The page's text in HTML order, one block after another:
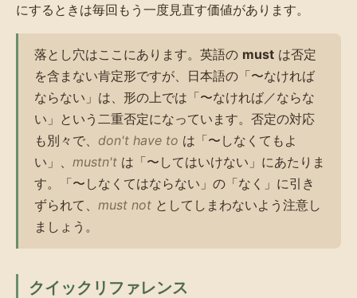
にするときは毎回もう一度見直す価値があります。
落とし穴はここにあります。英語の must は否定
を含まない肯定形ですが、日本語の「〜なければ
ならない」は、形の上では「〜なければ／ならな
い」という二重否定になっています。否定の対応
も別々で、 don't have to は「〜しなくてもよ
い」、 mustn't は「〜してはいけない」にあたりま
す。「〜しなくてはならない」の「なく」に引き
ずられて、 must not としてしまわないよう注意し
ましょう。
クイックリファレンス